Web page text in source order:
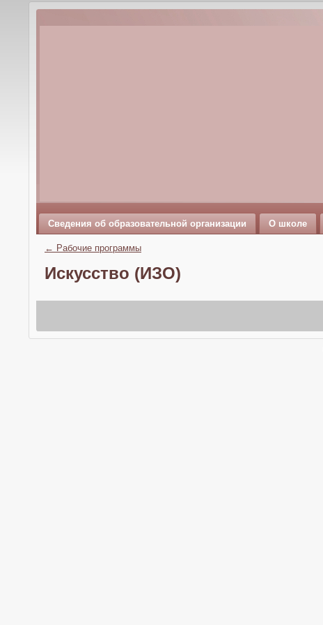
Сведения об образовательной организации О школе
← Рабочие программы
Искусство (ИЗО)